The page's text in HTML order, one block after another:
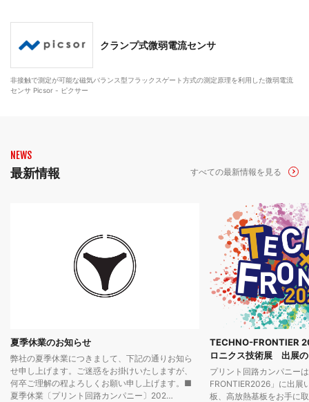
クランプ式微弱電流センサ
非接触で測定が可能な磁気バランス型フラックスゲート方式の測定原理を利用した微弱電流
センサ Picsor - ピクサー
NEWS
最新情報 すべての最新情報を見る
夏季休業のお知らせ
弊社の夏季休業につきまして、下記の通りお知ら
せ申し上げます。ご迷惑をお掛けいたしますが、
何卒ご理解の程よろしくお願い申し上げます。■
夏季休業〔プリント回路カンパニー〕202…
TECHNO-FRONTIER
ロニクス技術展 出展
プリント回路カンパニー
FRONTIER2026」に出展
板、高放熱基板をお手に